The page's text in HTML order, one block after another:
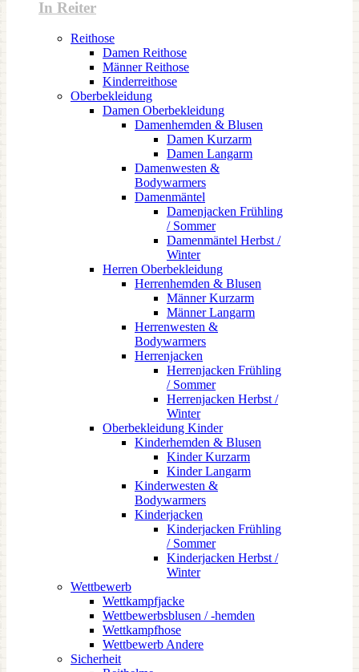
In Reiter
Reithose
Damen Reithose
Männer Reithose
Kinderreithose
Oberbekleidung
Damen Oberbekleidung
Damenhemden & Blusen
Damen Kurzarm
Damen Langarm
Damenwesten &
Bodywarmers
Damenmäntel
Damenjacken Frühling
/ Sommer
Damenmäntel Herbst /
Winter
Herren Oberbekleidung
Herrenhemden & Blusen
Männer Kurzarm
Männer Langarm
Herrenwesten &
Bodywarmers
Herrenjacken
Herrenjacken Frühling
/ Sommer
Herrenjacken Herbst /
Winter
Oberbekleidung Kinder
Kinderhemden & Blusen
Kinder Kurzarm
Kinder Langarm
Kinderwesten &
Bodywarmers
Kinderjacken
Kinderjacken Frühling
/ Sommer
Kinderjacken Herbst /
Winter
Wettbewerb
Wettkampfjacke
Wettbewerbsblusen / -hemden
Wettkampfhose
Wettbewerb Andere
Sicherheit